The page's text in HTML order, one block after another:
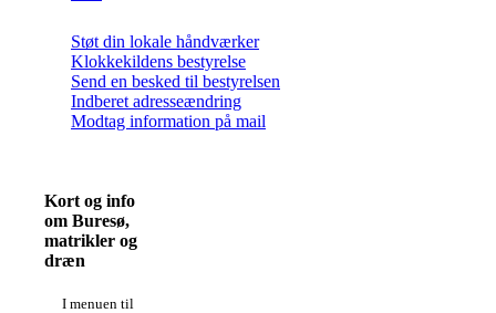
Støt din lokale håndværker
Klokkekildens bestyrelse
Send en besked til bestyrelsen
Indberet adresseændring
Modtag information på mail
Kort og info
om Buresø,
matrikler og
dræn
I menuen til